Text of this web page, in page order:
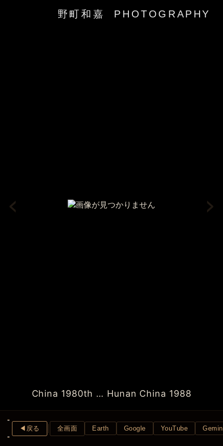
野町和嘉 PHOTOGRAPHY
‹
China 1980th … Hunan China 1988
›
◀︎戻る 全画面 Earth Google YouTube